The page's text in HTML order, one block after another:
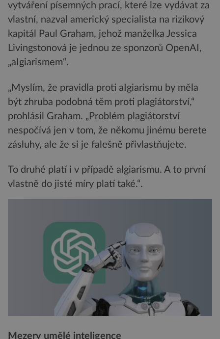
vytváření písemných prací, které lze vydávat za
vlastní, nazval americký specialista na rizikový
kapitál Paul Graham, jehož manželka Jessica
Livingstonová je jednou ze sponzorů OpenAI,
„aIgiarismem“.
„Myslím, že pravidla proti aIgiarismu by měla
být zhruba podobná těm proti plagiátorství,“
prohlásil Graham. „Problém plagiátorství
nespočívá jen v tom, že někomu jinému berete
zásluhy, ale že si je falešně přivlastňujete.
To druhé platí i v případě algiarismu. A to první
vlastně do jisté míry platí také.“.
Mezery umělé inteligence